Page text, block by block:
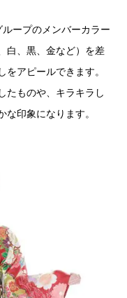
ープのメンバーカラー
白、黒、金など）を差
アピールできます。
たものや、キラキラし
印象になります。